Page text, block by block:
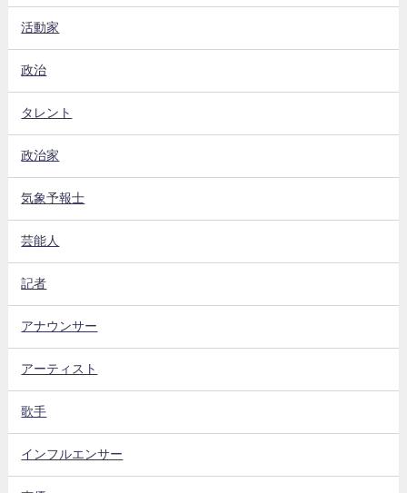
活動家
政治
タレント
政治家
気象予報士
芸能人
記者
アナウンサー
アーティスト
歌手
インフルエンサー